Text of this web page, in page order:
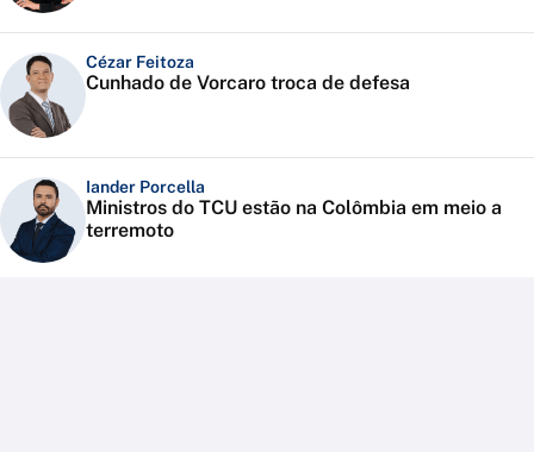
Cézar Feitoza
Cunhado de Vorcaro troca de defesa
Iander Porcella
Ministros do TCU estão na Colômbia em meio a
terremoto